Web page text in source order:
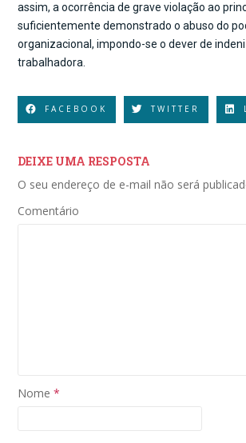
assim, a ocorrência de grave violação ao
suficientemente demonstrado o abuso do
organizacional, impondo-se o dever de
trabalhadora.
FACEBOOK TWITTER
DEIXE UMA RESPOSTA
O seu endereço de e-mail não será
Comentário
Nome *